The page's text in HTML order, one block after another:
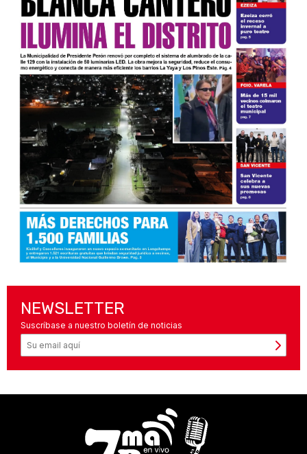
NEWSLETTER
Suscríbase a nuestro boletín de noticias